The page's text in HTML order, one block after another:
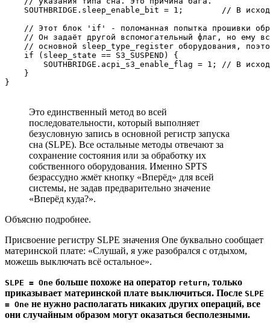
SOUTHBRIDGE.sleep_enable_bit = 1;        // В
// Этот блок 'if' - поломанная попытка прошивки
// Он задаёт другой вспомогательный флаг, но ему
// основной sleep_type_register оборудования,
    if (sleep_state == S3_SUSPEND) {
SOUTHBRIDGE.acpi_s3_enable_flag = 1; // В
    }
}
Это единственный метод во всей
последовательности, который выполняет
безусловную запись в основной регистр запуска
сна (SLPE). Все остальные методы отвечают за
сохранение состояния или за обработку их
собственного оборудования. Именно SPTS
безрассудно жмёт кнопку «Вперёд» для всей
системы, не задав предварительно значение
«Вперёд куда?».
Объясню подробнее.
Присвоение регистру SLPE значения One буквально сообщает
материнской плате: «Слушай, я уже разобрался с отдыхом,
можешь выключать всё остальное».
SLPE = One больше похоже на оператор return, только
приказывает материнской плате выключиться. После SLPE
= One не нужно располагать никаких других операций, все
они случайным образом могут оказаться бесполезными.